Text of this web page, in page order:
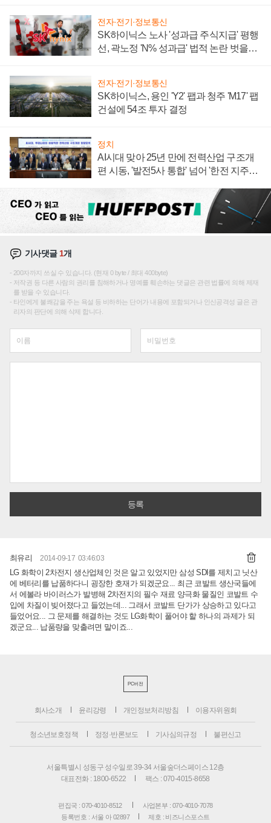
전자·전기·정보통신
SK하이닉스 노사 '성과급 주식지급' 평행
선, 곽노정 'N% 성과급' 법적 논란 벗을지
전자·전기·정보통신
SK하이닉스, 용인 'Y2' 팹과 청주 'M17' 팹
건설에 54조 투자 결정
정치
AI시대 맞아 25년 만에 전력산업 구조개
편 시동, '발전5사 통합' 넘어 '한전 지주사'
기사댓글1개
200자까지 쓰실 수 있습니다. (현재 0 byte / 최대 400byte)
저작권 등 다른 사람의 권리를 침해하거나 명예를 훼손하는 댓글은 관련 법률에 의해 제재
를 받을 수 있습니다.
타인에게 불쾌감을 주는 욕설 등 비하하는 단어가 내용에 포함되거나 인신공격성 글은 관
리자의 판단에 의해 삭제 합니다.
최유리 2014-09-17 03:46:03
LG 화학이 2차전지 생산업체인 것은 알고 있었지만 삼성 SDI를 제치고 닛산
에 베터리를 납품하다니 굉장한 호재가 되겠군요... 최근 코발트 생산국들에
서 에볼라 바이러스가 발병해 2차전지의 필수 재료 양극화 물질인 코발트 수
입에 차질이 빚어졌다고 들었는데... 그래서 코발트 단가가 상승하고 있다고
들었어요... 그 문제를 해결하는 것도 LG화학이 풀어야 할 하나의 과제가 되
겠군요... 납품량을 맞출려면 말이죠...
PC버전
회사소개 윤리강령 개인정보처리방침 이용자위원회
청소년보호정책 정정·반론보도 기사심의규정 불편신고
서울특별시 성동구 성수일로 39-34 서울숲더스페이스 12층
대표전화 : 1800-6522
팩스 : 070-4015-8658
편집국 : 070-4010-8512
사업본부 : 070-4010-7078
등록번호 : 서울 아 02897
제호 : 비즈니스포스트